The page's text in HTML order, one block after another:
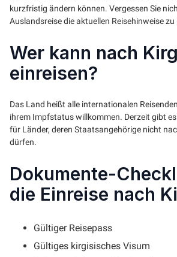
kurzfristig ändern können. Vergessen Sie
Auslandsreise die aktuellen Reisehinweise zu
Wer kann nach
einreisen?
Das Land heißt alle internationalen
ihrem Impfstatus willkommen. Derzeit gibt
für Länder, deren Staatsangehörige nicht
dürfen.
Dokumente-
die Einreise nach
Gültiger Reisepass
Gültiges kirgisisches Visum